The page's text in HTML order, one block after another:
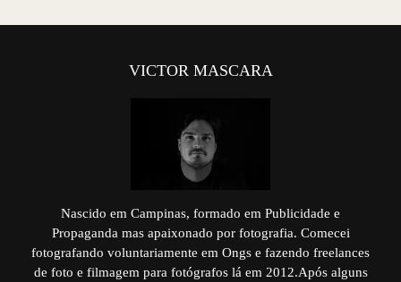
VICTOR MASCARA
Nascido em Campinas, formado em Publicidade e
Propaganda mas apaixonado por fotografia. Comecei
fotografando voluntariamente em Ongs e fazendo freelances
de foto e filmagem para fotógrafos lá em 2012.Após alguns